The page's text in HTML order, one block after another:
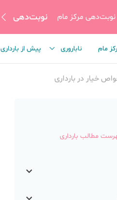
نوبت‌دهی مرکز مام نوبت‌دهی
مام ناباروری پیش از بارداری
خیار در بارداری
مطالب بارداری